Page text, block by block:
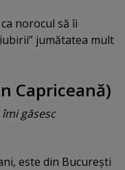
norocul să îi
jumătatea mult
Capriceană)
găsesc
este din Bucureşti